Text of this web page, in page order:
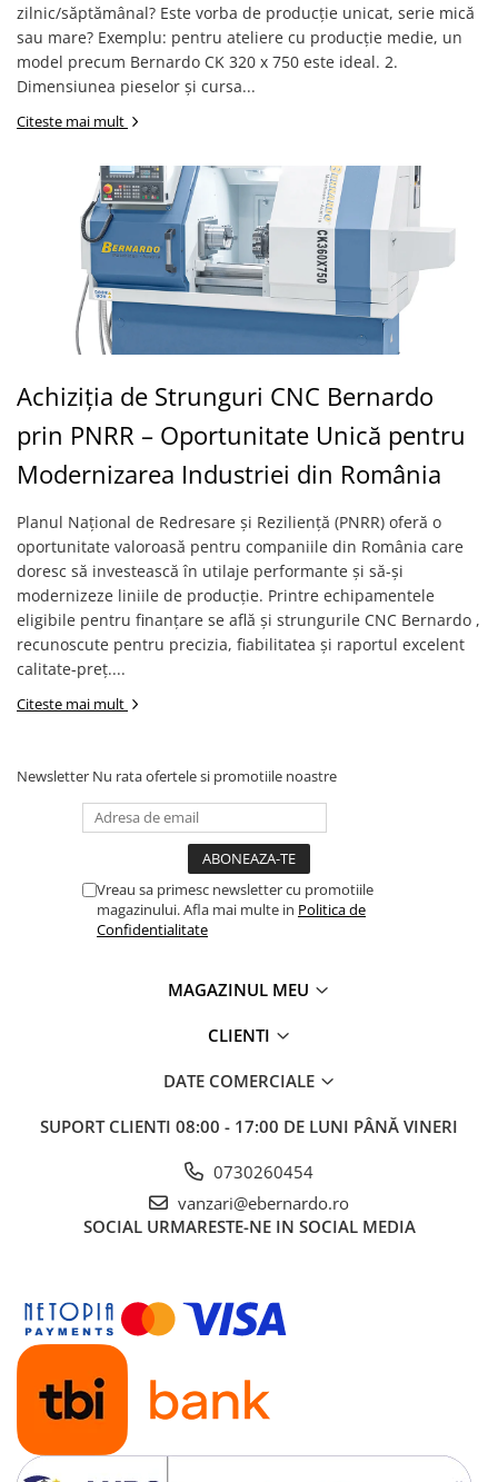
Standuri pentru strunguri metal
Unelte striere
Prelucrare lemn
Fierastraie circulare
Ferastraie circulare de formatizat
Ferastraie gater
Fierastraie circulare de santier
Fierastraie circulare pendulare
Fierastraie panglica
Fierastraie traforaj pentru decupat
Masini de frezat lemn (freze)
Masini de frezat cu ax inclinabil
Masini de frezat cu masa
Masini pentru frezat cu masa de
formatizat
role
Masini pentru slefuit lemn
Masini de slefuit cu banda si disc
Masini de slefuit cu valt
Masini de slefuit lemn cu disc
Masini de slefuit parchet
Masini de slefuit pe cant
Masini pentru rindeluire si
degrosare cu arbore elicoidal
Masini pentru degrosare cu arbore
Masini pentru grosime
Masini pentru rindeluire
Strunguri cu dispozitiv de copiere
Masini de gaurit, scobit si
Masini de gaurit pentru balamale
Masini de mortezat
Masini frezat caneluri - canal de
Aspirare
Ciclon interceptor
Exhaustoare ciclon
Exhaustoare cu cartus de filtrare
Exhaustoare masa
Exhaustoare mobile
zilnic/săptămânal? Este vorba de producție unicat, serie mică
sau mare? Exemplu: pentru ateliere cu producție medie, un
model precum Bernardo CK 320 x 750 este ideal. 2.
Dimensiunea pieselor și cursa...
Citeste mai mult
Achiziția de Strunguri CNC Bernardo
prin PNRR – Oportunitate Unică pentru
Modernizarea Industriei din România
Planul Național de Redresare și Reziliență (PNRR) oferă o
oportunitate valoroasă pentru companiile din România care
doresc să investească în utilaje performante și să-și
modernizeze liniile de producție. Printre echipamentele
eligibile pentru finanțare se află și strungurile CNC Bernardo ,
recunoscute pentru precizia, fiabilitatea și raportul excelent
calitate-preț....
Citeste mai mult
Newsletter Nu rata ofertele si promotiile noastre
Vreau sa primesc newsletter cu promotiile
magazinului. Afla mai multe in Politica de
Confidentialitate
MAGAZINUL MEU
CLIENTI
DATE COMERCIALE
SUPORT CLIENTI 08:00 - 17:00 DE LUNI PÂNĂ VINERI
0730260454
vanzari@ebernardo.ro
SOCIAL URMARESTE-NE IN SOCIAL MEDIA